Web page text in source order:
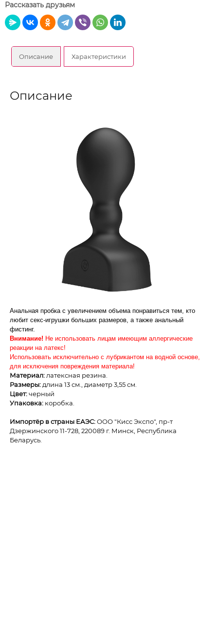
Рассказать друзьям
Описание Характеристики
Описание
Анальная пробка с уве­ли­че­нием объема понра­виться тем, кто
любит секс-​игрушки больших разме­ров, а также аналь­ный
фистинг.
Внимание! Не использовать лицам имеющим аллергические
реакции на латекс!
Исполь­зовать исклю­чи­тельно с лубрикантом на вод­ной основе,
для исклю­че­ния повре­жде­ния материала!
Материал:латексная резина.
Размеры:длина 13 см., диаметр 3,55 см.
Цвет:черный
Упаковка: коробка.
Импортёр в страны ЕАЭС:ОOО "Кисс Экспо", пр-т
Дзержинского 11-728, 220089 г. Минск, Республика
Беларусь.